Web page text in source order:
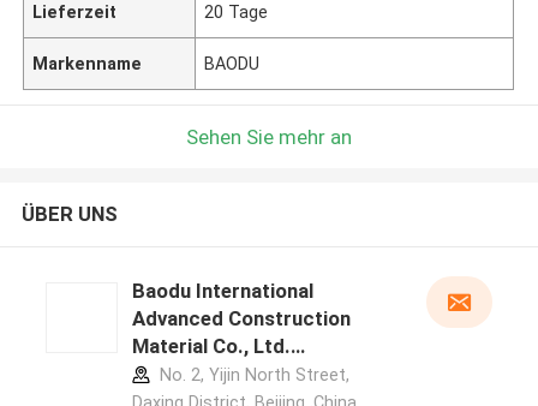
Lieferzeit 20 Tage
Markenname BAODU
Sehen Sie mehr an
ÜBER UNS
Baodu International
Advanced Construction
Material Co., Ltd.
Herstellerprofil
No. 2, Yijin North Street,